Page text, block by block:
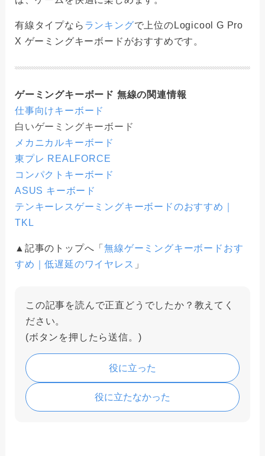
有線タイプなら ランキングで上位のLogicool G Pro
X ゲーミングキーボードがおすすめです。
ゲーミングキーボード 無線の関連情報
仕事向けキーボード
白いゲーミングキーボード
メカニカルキーボード
東プレ REALFORCE
コンパクトキーボード
ASUS キーボード
テンキーレスゲーミングキーボードのおすすめ｜
TKL
▲記事のトップへ「無線ゲーミングキーボードおす
すめ｜低遅延のワイヤレス 」
この記事を読んで正直どうでしたか？教えてく
ださい。
(ボタンを押したら送信。)
役に立った
役に立たなかった